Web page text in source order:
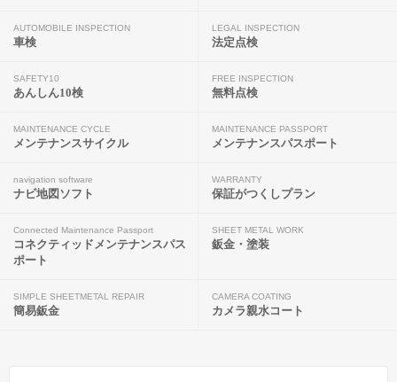
AUTOMOBILE INSPECTION
車検
LEGAL INSPECTION
法定点検
SAFETY10
あんしん10検
FREE INSPECTION
無料点検
MAINTENANCE CYCLE
メンテナンスサイクル
MAINTENANCE PASSPORT
メンテナンスパスポート
navigation software
ナビ地図ソフト
WARRANTY
保証がつくしプラン
Connected Maintenance Passport
コネクティッドメンテナンスパス
ポート
SHEET METAL WORK
鈑金・塗装
SIMPLE SHEETMETAL REPAIR
簡易鈑金
CAMERA COATING
カメラ親水コート